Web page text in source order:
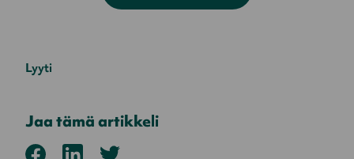
Lyyti
Jaa tämä artikkeli